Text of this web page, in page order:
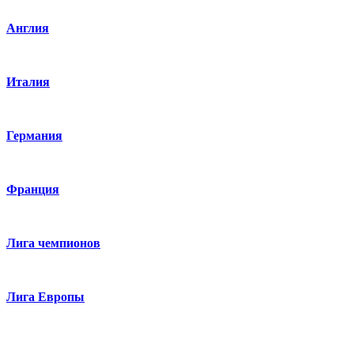
Англия
Италия
Германия
Франция
Лига чемпионов
Лига Европы